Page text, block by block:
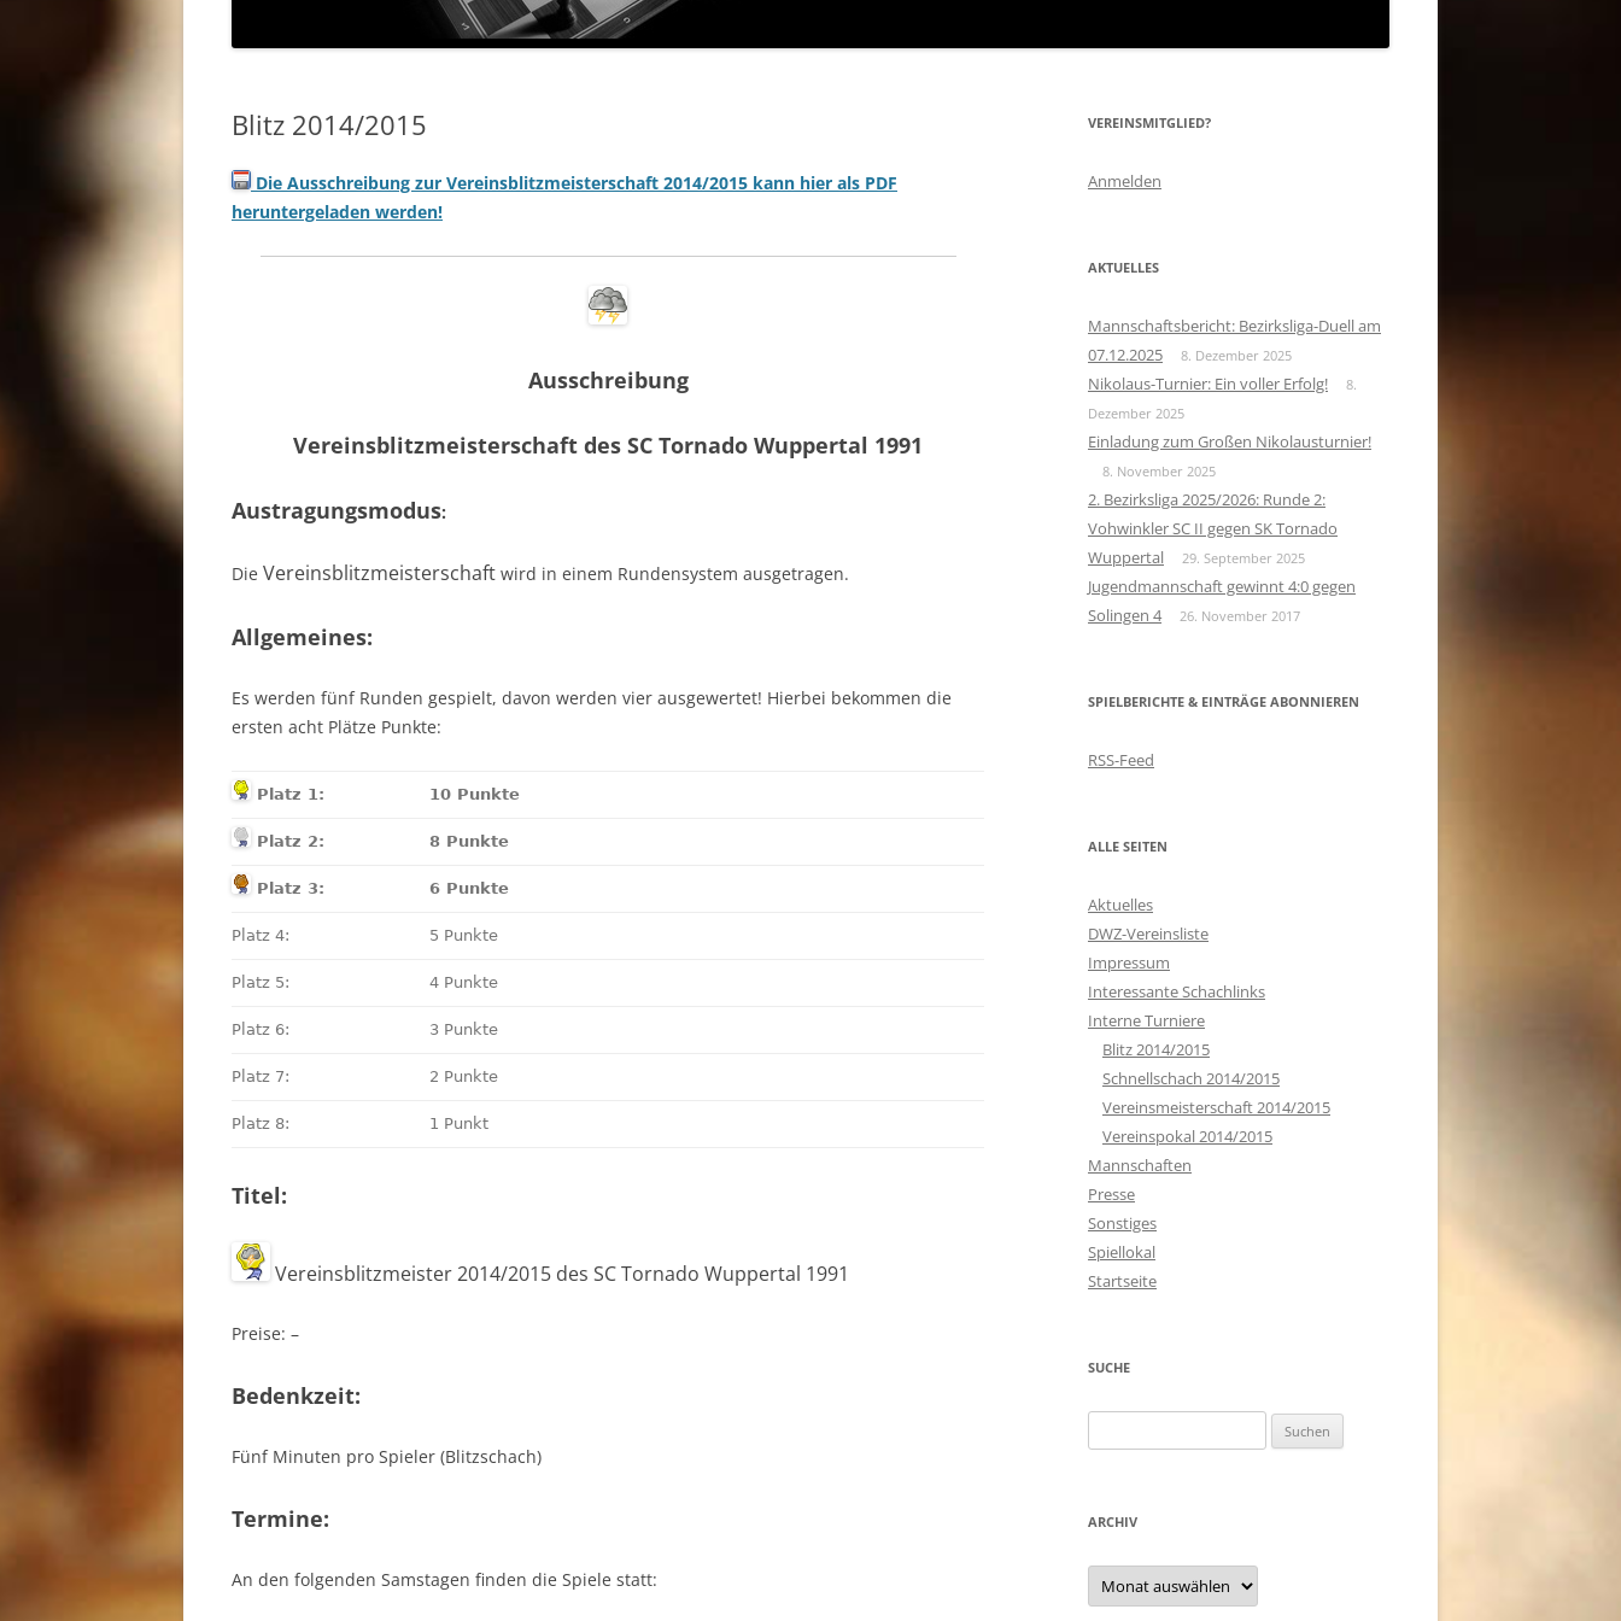
Blitz 2014/2015
Die Ausschreibung zur Vereinsblitzmeisterschaft 2014/2015 kann hier als PDF
heruntergeladen werden!
Ausschreibung
Vereinsblitzmeisterschaft des SC Tornado Wuppertal 1991
Austragungsmodus:
Die Vereinsblitzmeisterschaft wird in einem Rundensystem ausgetragen.
Allgemeines:
Es werden fünf Runden gespielt, davon werden vier ausgewertet! Hierbei bekommen die
ersten acht Plätze Punkte:
Platz 1: 10 Punkte
Platz 2: 8 Punkte
Platz 3: 6 Punkte
Platz 4: 5 Punkte
Platz 5: 4 Punkte
Platz 6: 3 Punkte
Platz 7: 2 Punkte
Platz 8: 1 Punkt
Titel:
Vereinsblitzmeister 2014/2015 des SC Tornado Wuppertal 1991
Preise: –
Bedenkzeit:
Fünf Minuten pro Spieler (Blitzschach)
Termine:
An den folgenden Samstagen finden die Spiele statt:
VEREINSMITGLIED?
Anmelden
AKTUELLES
Mannschaftsbericht: Bezirksliga-Duell am
07.12.2025
8. Dezember 2025
Nikolaus-Turnier: Ein voller Erfolg!
8.
Dezember 2025
Einladung zum Großen Nikolausturnier!
8. November 2025
2. Bezirksliga 2025/2026: Runde 2:
Vohwinkler SC II gegen SK Tornado
Wuppertal
29. September 2025
Jugendmannschaft gewinnt 4:0 gegen
Solingen 4
26. November 2017
SPIELBERICHTE & EINTRÄGE ABONNIEREN
RSS-Feed
ALLE SEITEN
Aktuelles
DWZ-Vereinsliste
Impressum
Interessante Schachlinks
Interne Turniere
Blitz 2014/2015
Schnellschach 2014/2015
Vereinsmeisterschaft 2014/2015
Vereinspokal 2014/2015
Mannschaften
Presse
Sonstiges
Spiellokal
Startseite
SUCHE
nach:
ARCHIV
Archiv